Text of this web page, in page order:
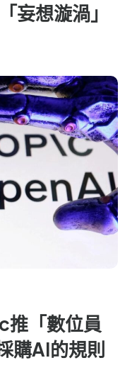
妄想漩渦」
「數位員
購AI的規則